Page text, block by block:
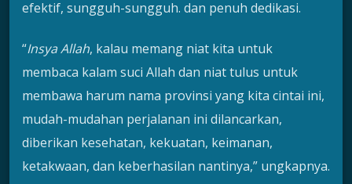
efektif, sungguh-sungguh. dan penuh dedikasi.
“Insya Allah, kalau memang niat kita untuk
membaca kalam suci Allah dan niat tulus untuk
membawa harum nama provinsi yang kita cintai ini,
mudah-mudahan perjalanan ini dilancarkan,
diberikan kesehatan, kekuatan, keimanan,
ketakwaan, dan keberhasilan nantinya,” ungkapnya.